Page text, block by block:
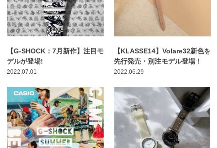
【G-SHOCK：7月新作】注目モ
デルが登場!
2022.07.01
【KLASSE14】Volare32新色を
先行発売・別注モデル登場！
2022.06.29